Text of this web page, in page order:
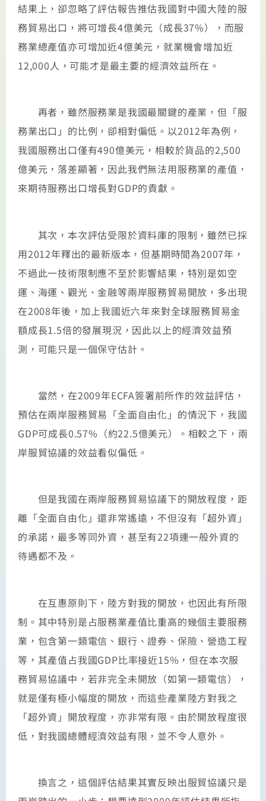
結果上，卻忽略了評估報告推估我國對中國大陸的服
務貿易出口，將可增長4億美元（成長37%），而服
務業總產值亦可增加近4億美元，就業機會增加近
12,000人，可能才是最主要的經濟效益所在。
再者，雖然服務業是我國最關鍵的產業，但「服
務業出口」的比例，卻相對偏低。以2012年為例，
我國服務出口僅有490億美元，相較於貨品的2,500
億美元，落差顯著，因此我們無法用服務業的產值，
來期待服務出口增長對GDP的貢獻。
其次，本次評估受限於資料庫的限制，雖然已採
用2012年釋出的最新版本，但基期時間為2007年，
不過此一技術限制應不至於影響結果，特別是如空
運、海運、觀光、金融等兩岸服務貿易開放，多出現
在2008年後，加上我國近六年來對全球服務貿易金
額成長1.5倍的發展現況，因此以上的經濟效益預
測，可能只是一個保守估計。
當然，在2009年ECFA簽署前所作的效益評估，
預估在兩岸服務貿易「全面自由化」的情況下，我國
GDP可成長0.57%（約22.5億美元）。相較之下，兩
岸服貿協議的效益看似偏低。
但是我國在兩岸服務貿易協議下的開放程度，距
離「全面自由化」還非常遙遠，不但沒有「超外資」
的承諾，最多等同外資，甚至有22項連一般外資的
待遇都不及。
在互惠原則下，陸方對我的開放，也因此有所限
制。其中特別是占服務業產值比重高的幾個主要服務
業，包含第一類電信、銀行、證券、保險、營造工程
等，其產值占我國GDP比率接近15%，但在本次服
務貿易協議中，若非完全未開放（如第一類電信），
就是僅有極小幅度的開放，而這些產業陸方對我之
「超外資」開放程度，亦非常有限。由於開放程度很
低，對我國總體經濟效益有限，並不令人意外。
換言之，這個評估結果其實反映出服貿協議只是